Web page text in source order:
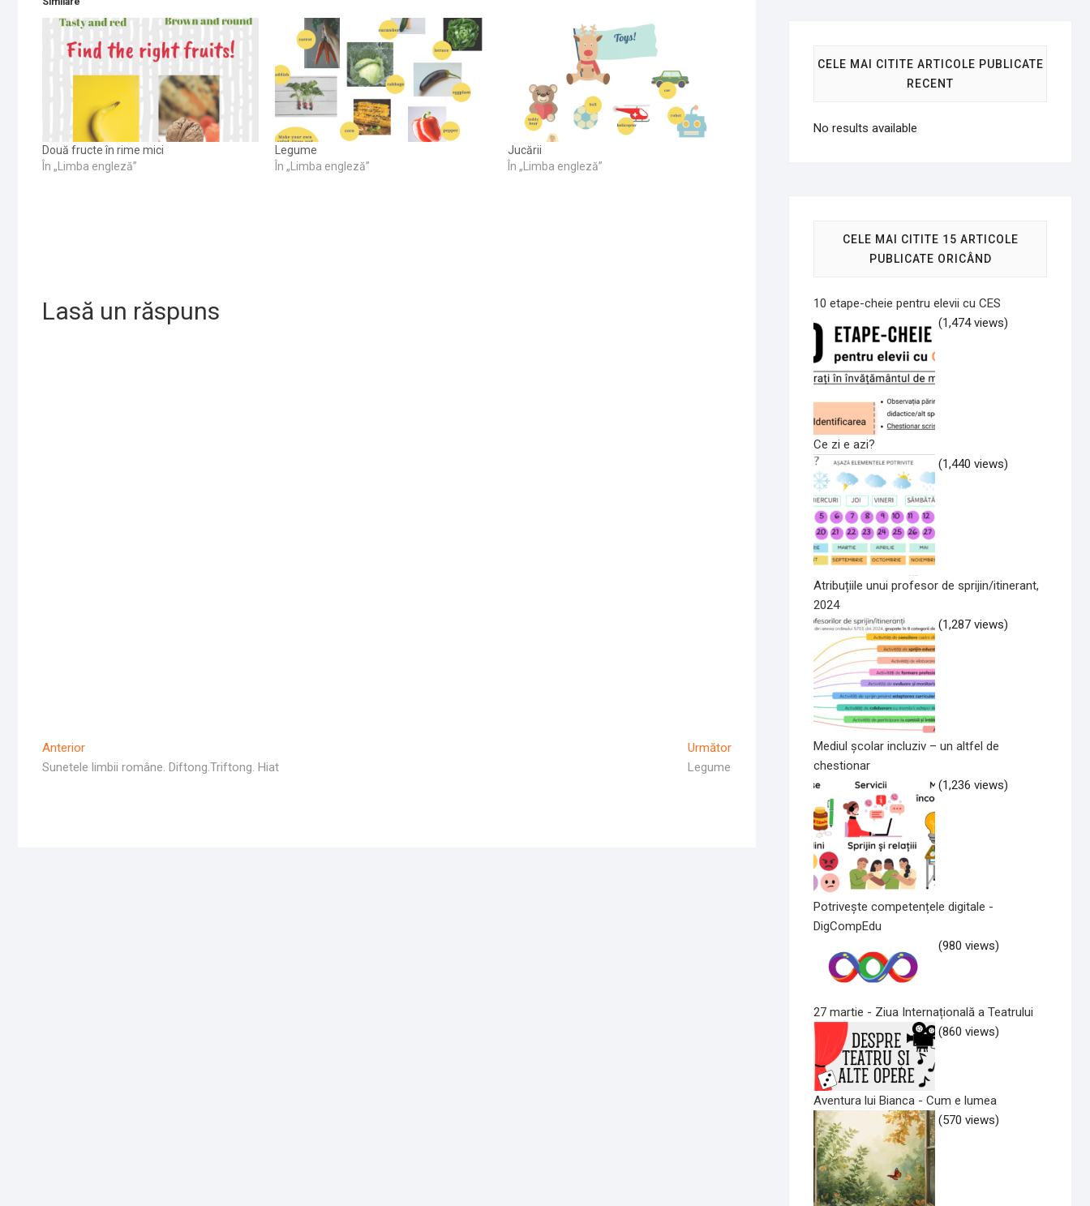
Două fructe în rime mici
În „Limba engleză”
Legume
În „Limba engleză”
Jucării
În „Limba engleză”
Lasă un răspuns
Navigare
în
AnteriorArticolul
Anterior
Sunetele limbii române. Diftong.Triftong. Hiat
UrmătorArticolul
Legume
CELE MAI CITITE ARTICOLE PUBLICATE
RECENT
No results available
CELE MAI CITITE 15 ARTICOLE
PUBLICATE ORICÂND
10 etape-cheie pentru elevii cu CES
(1,474 views)
Ce zi e azi?
(1,440 views)
Atribuțiile unui profesor de sprijin/itinerant,
2024
(1,287 views)
Mediul școlar incluziv – un altfel de
chestionar
(1,236 views)
Potrivește competențele digitale -
DigCompEdu
(980 views)
27 martie - Ziua Internațională a Teatrului
(860 views)
Aventura lui Bianca - Cum e lumea
(570 views)